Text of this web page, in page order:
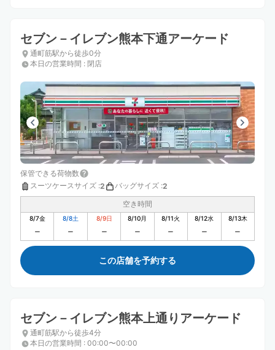
セブン－イレブン熊本下通アーケード
通町筋駅から徒歩0分
本日の営業時間 : 閉店
保管できる荷物数
スーツケースサイズ :2 バッグサイズ :2
空き時間
8/7金 8/8土 8/9日 8/10月 8/11火 8/12水 8/13木
この店舗を予約する
セブン－イレブン熊本上通りアーケード
通町筋駅から徒歩4分
本日の営業時間 : 00:00〜00:00